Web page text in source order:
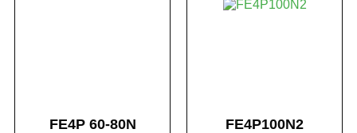
FE4P 60-80N FE4P100N2